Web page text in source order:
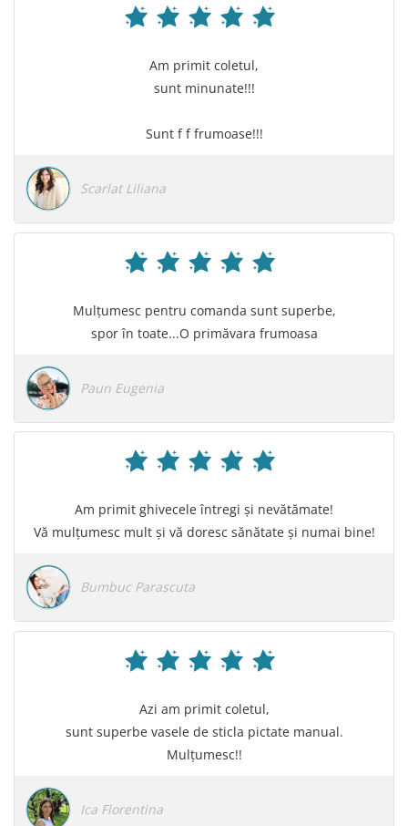
Am primit coletul,
sunt minunate!!!
Sunt f f frumoase!!!
Scarlat Liliana
Mulțumesc pentru comanda sunt superbe,
spor în toate...O primăvara frumoasa
Paun Eugenia
Am primit ghivecele întregi și nevătămate!
Vă mulțumesc mult și vă doresc sănătate și numai bine!
Bumbuc Parascuta
Azi am primit coletul,
sunt superbe vasele de sticla pictate manual.
Mulțumesc!!
Ica Florentina